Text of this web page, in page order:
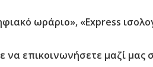
ωράριο», «Express
να επικοινωνήσετε μαζί